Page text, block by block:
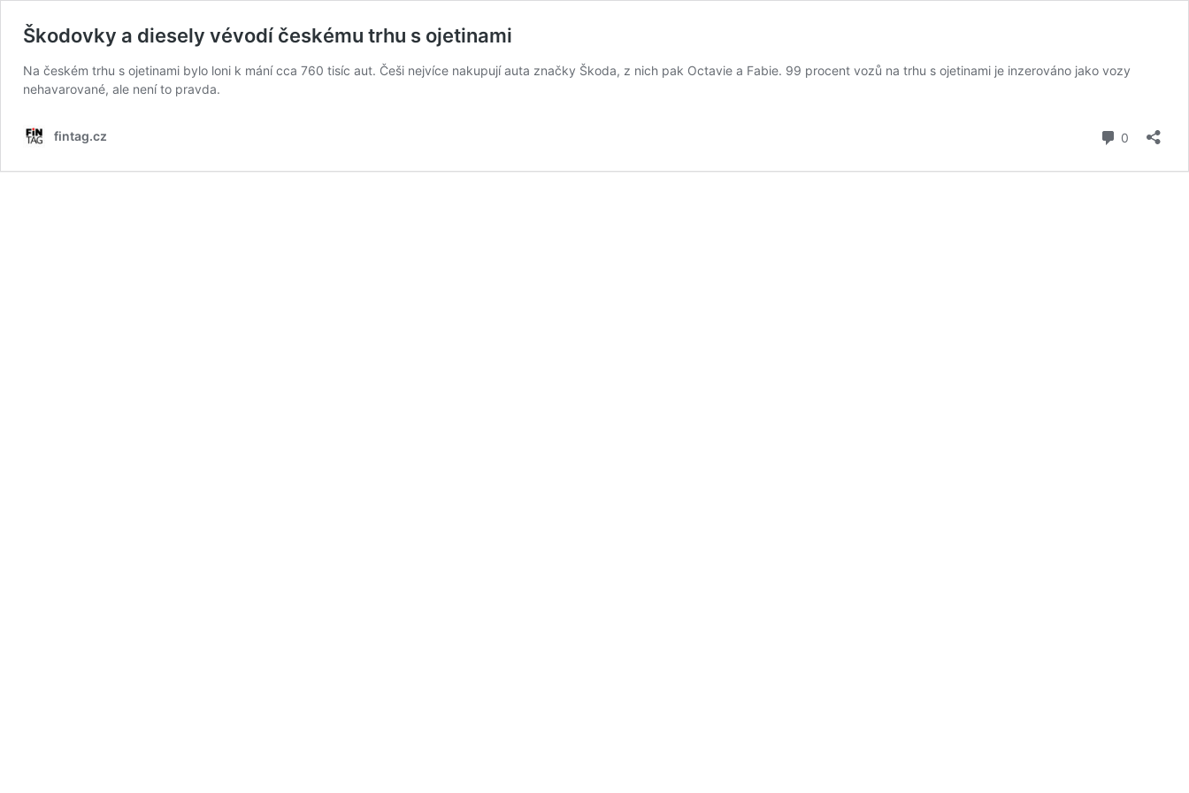
Škodovky a diesely vévodí českému trhu s ojetinami
Na českém trhu s ojetinami bylo loni k mání cca 760 tisíc aut. Češi nejvíce nakupují auta značky Škoda, z nich pak Octavie a Fabie. 99 procent vozů na trhu s ojetinami je inzerováno jako vozy
nehavarované, ale není to pravda.
fintag.cz 0 komentářů